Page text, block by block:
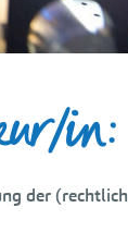
in:
der (rechtlich